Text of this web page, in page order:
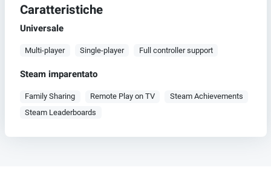
Caratteristiche
Universale
Multi-player Single-player Full controller support
Steam imparentato
Family Sharing Remote Play on TV
Steam Achievements
Steam Leaderboards